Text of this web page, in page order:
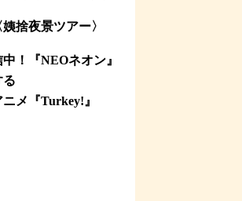
捨夜景ツアー〉
！『NEOネオン』
る
メ『Turkey!』